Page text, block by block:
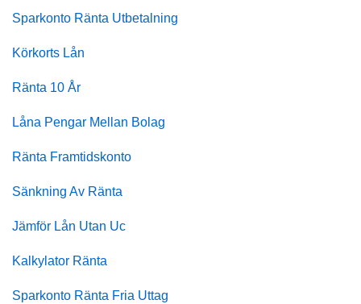
Sparkonto Ränta Utbetalning
Körkorts Lån
Ränta 10 År
Låna Pengar Mellan Bolag
Ränta Framtidskonto
Sänkning Av Ränta
Jämför Lån Utan Uc
Kalkylator Ränta
Sparkonto Ränta Fria Uttag